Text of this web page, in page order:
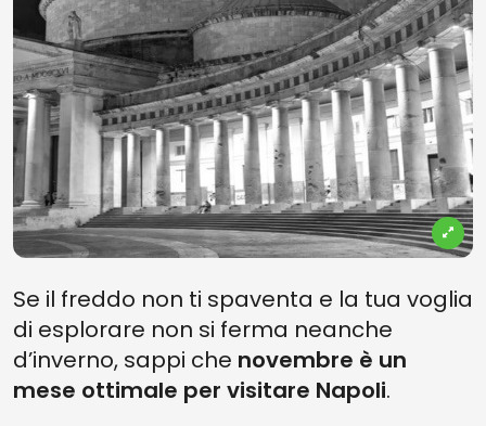
Se il freddo non ti spaventa e la tua voglia
di esplorare non si ferma neanche
d’inverno, sappi che novembre è un
mese ottimale per visitare Napoli.